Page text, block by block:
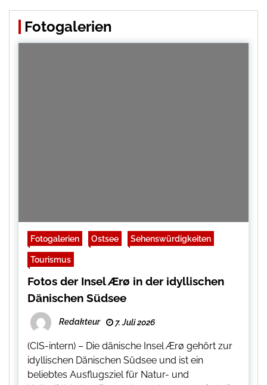
Fotogalerien
Fotogalerien Ostsee Sehenswürdigkeiten
Tourismus
Fotos der Insel Ærø in der idyllischen
Dänischen Südsee
Redakteur 7. Juli 2026
(CIS-intern) – Die dänische Insel Ærø gehört zur
idyllischen Dänischen Südsee und ist ein
beliebtes Ausflugsziel für Natur- und